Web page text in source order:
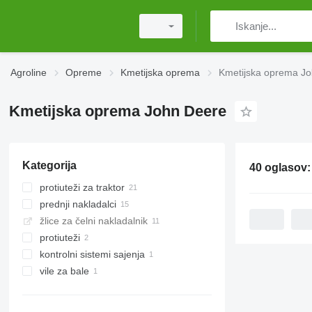
Agroline Opreme Kmetijska oprema Kmetijska oprema
Kmetijska oprema John Deere
Kategorija
protiuteži za traktor
prednji nakladalci
žlice za čelni nakladalnik
protiuteži
kontrolni sistemi sajenja
vile za bale
40 oglasov: